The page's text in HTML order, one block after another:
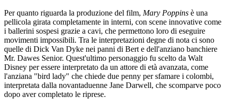
Per quanto riguarda la produzione del film, Mary Poppins è una
pellicola girata completamente in interni, con scene innovative come
i ballerini sospesi grazie a cavi, che permettono loro di eseguire
movimenti impossibili. Tra le interpretazioni degne di nota ci sono
quelle di Dick Van Dyke nei panni di Bert e dell'anziano banchiere
Mr. Dawes Senior. Quest'ultimo personaggio fu scelto da Walt
Disney per essere interpretato da un attore di età avanzata, come
l'anziana "bird lady" che chiede due penny per sfamare i colombi,
interpretata dalla novantaduenne Jane Darwell, che scomparve poco
dopo aver completato le riprese.